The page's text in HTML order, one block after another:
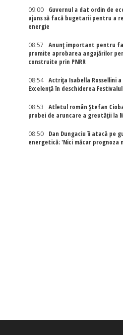
09:00
Guvernul a dat ordin de
ajuns să facă bugetarii pentru a
energie
08:57
Anunț important pentru
promite aprobarea angajărilor
construite prin PNRR
08:54
Actriţa Isabella Rossellini
Excelenţă în deschiderea
08:53
Atletul român Ștefan
probei de aruncare a greutății la
08:50
Dan Dungaciu îi atacă pe
energetică: 'Nici măcar prognoza